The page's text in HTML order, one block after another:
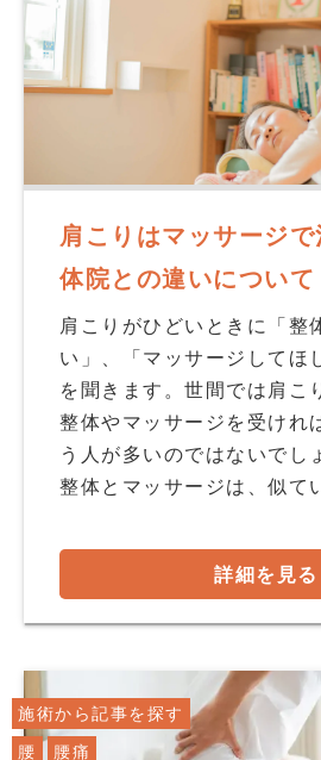
肩こりはマッサージ
体院との違いについて
肩こりがひどいときに「整
い」、「マッサージしてほ
を聞きます。世間では肩こ
整体やマッサージを受けれ
う人が多いのではないでし
整体とマッサージは、似て
詳細を見る
施術から記事を探す
腰
腰痛